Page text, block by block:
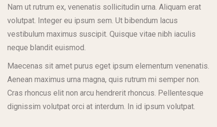
Nam ut rutrum ex, venenatis sollicitudin urna. Aliquam erat
volutpat. Integer eu ipsum sem. Ut bibendum lacus
vestibulum maximus suscipit. Quisque vitae nibh iaculis
neque blandit euismod.
Maecenas sit amet purus eget ipsum elementum venenatis.
Aenean maximus urna magna, quis rutrum mi semper non.
Cras rhoncus elit non arcu hendrerit rhoncus. Pellentesque
dignissim volutpat orci at interdum. In id ipsum volutpat.